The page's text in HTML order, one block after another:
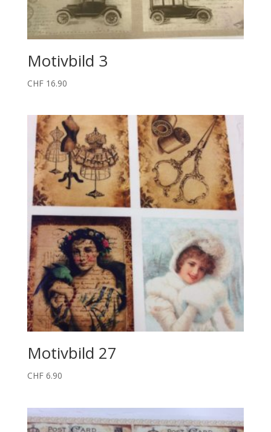
Motivbild 3
CHF16.90
Motivbild 27
CHF6.90